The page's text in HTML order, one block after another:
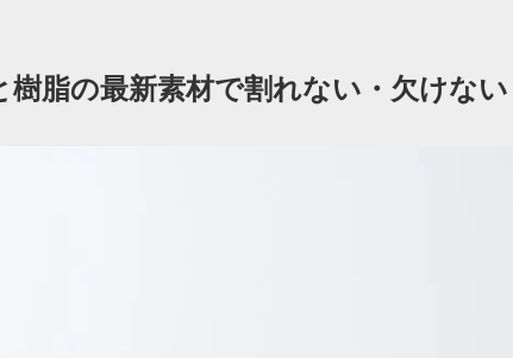
脂の最新素材で割れない・欠けない